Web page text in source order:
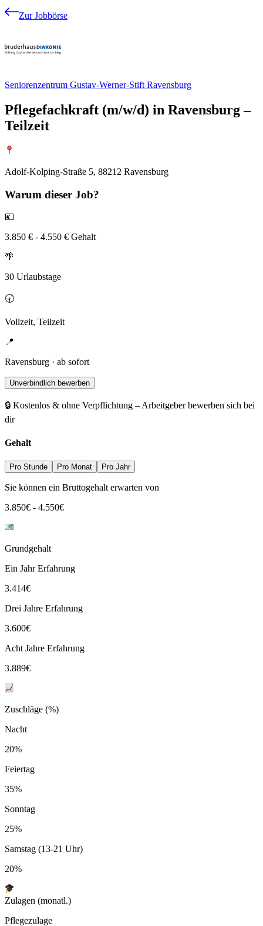
Zur Jobbörse
Seniorenzentrum Gustav-Werner-Stift Ravensburg
Pflegefachkraft (m/w/d) in Ravensburg –
Teilzeit
Adolf-Kolping-Straße 5, 88212 Ravensburg
Warum dieser Job?
💶
3.850 € - 4.550 € Gehalt
🌴
30 Urlaubstage
🕣
Vollzeit, Teilzeit
📍
Ravensburg · ab sofort
Unverbindlich bewerben
🔒 Kostenlos & ohne Verpflichtung – Arbeitgeber bewerben sich bei
dir
Gehalt
Pro Stunde Pro Monat Pro Jahr
Sie können ein Bruttogehalt erwarten von
3.850€ - 4.550€
Grundgehalt
Ein Jahr Erfahrung
3.414€
Drei Jahre Erfahrung
3.600€
Acht Jahre Erfahrung
3.889€
Zuschläge (%)
Nacht
20%
Feiertag
35%
Sonntag
25%
Samstag (13-21 Uhr)
20%
Zulagen (monatl.)
Pflegezulage